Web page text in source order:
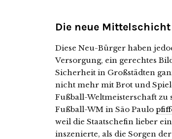
Die neue
Diese Neu-Bürger haben
Versorgung, ein gerechtes
Sicherheit in Großstädten
nicht mehr mit Brot und
Fußball-Weltmeisterschaft
Fußball-WM in São Paulo
weil die Staatschefin lieber
inszenierte, als die Sorgen